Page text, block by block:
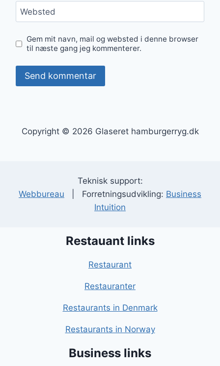
Websted
Gem mit navn, mail og websted i denne browser
til næste gang jeg kommenterer.
Copyright © 2026 Glaseret hamburgerryg.dk
Teknisk support:
Webbureau | Forretningsudvikling: Business
Intuition
Restauant links
Restaurant
Restauranter
Restaurants in Denmark
Restaurants in Norway
Business links